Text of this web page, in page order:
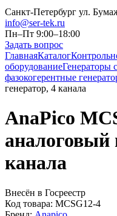
Санкт-Петербург ул.
info@ser-tek.ru
Пн–Пт 9:00–18:00
Задать вопрос
ГлавнаяКаталог
оборудованиеГенераторы
фазокогерентные
генератор, 4 канала
AnaPico
аналоговый
канала
Внесён в Госреестр
Код товара: MCSG12-4